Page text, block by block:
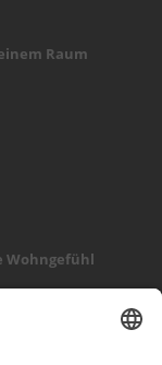
Raum
Wohngefühl